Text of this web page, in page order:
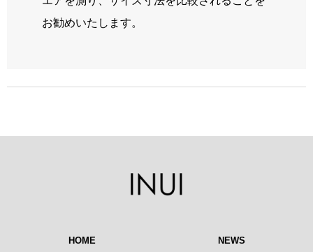
お勧めいたします。
HOME NEWS